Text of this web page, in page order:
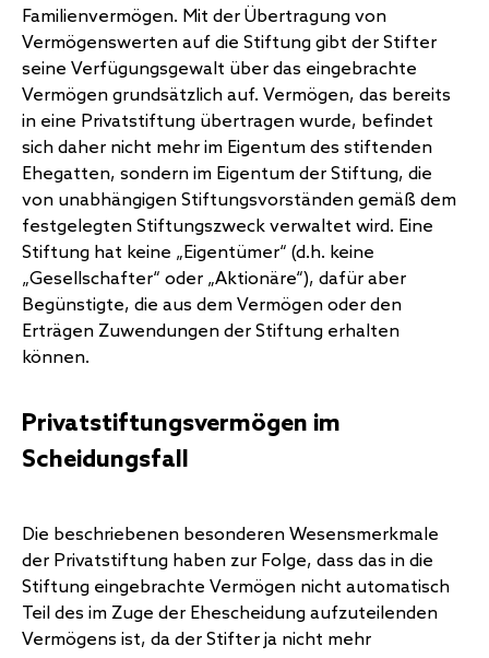
Familienvermögen. Mit der Übertragung von
Vermögenswerten auf die Stiftung gibt der Stifter
seine Verfügungsgewalt über das eingebrachte
Vermögen grundsätzlich auf. Vermögen, das bereits
in eine Privatstiftung übertragen wurde, befindet
sich daher nicht mehr im Eigentum des stiftenden
Ehegatten, sondern im Eigentum der Stiftung, die
von unabhängigen Stiftungsvorständen gemäß dem
festgelegten Stiftungszweck verwaltet wird. Eine
Stiftung hat keine „Eigentümer“ (d.h. keine
„Gesellschafter“ oder „Aktionäre“), dafür aber
Begünstigte, die aus dem Vermögen oder den
Erträgen Zuwendungen der Stiftung erhalten
können.
Privatstiftungsvermögen im
Scheidungsfall
Die beschriebenen besonderen Wesensmerkmale
der Privatstiftung haben zur Folge, dass das in die
Stiftung eingebrachte Vermögen nicht automatisch
Teil des im Zuge der Ehescheidung aufzuteilenden
Vermögens ist, da der Stifter ja nicht mehr